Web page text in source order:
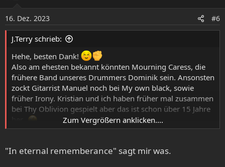
o
n
e
n
16. Dez. 2023 #6
J.Terry schrieb:
Hehe, besten Dank!
Also am ehesten bekannt könnten Mourning Caress, die
frühere Band unseres Drummers Dominik sein. Ansonsten
zockt Gitarrist Manuel noch bei My own black, sowie
früher Irony. Kristian und ich haben früher mal zusammen
bei Thy Oblivion gespielt aber das ist schon über 15 Jahre
Ja klar, immer gerne melden, wegen Songs und weiteren
Zum Vergrößern anklicken....
"In eternal rememberance" sagt mir was.